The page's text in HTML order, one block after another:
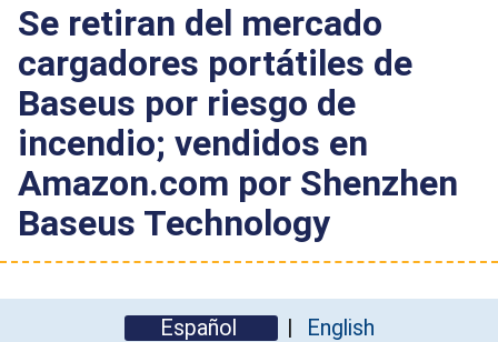
Se retiran del mercado
cargadores portátiles de
Baseus por riesgo de
incendio; vendidos en
Amazon.com por Shenzhen
Baseus Technology
Español English